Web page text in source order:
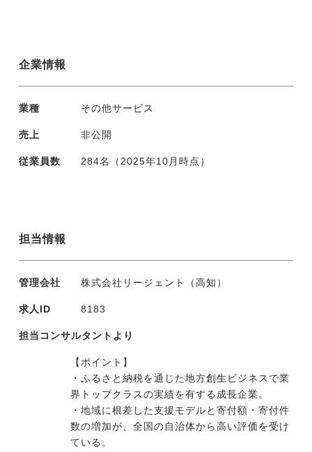
企業情報
業種 その他サービス
売上 非公開
従業員数 284名（2025年10月時点）
担当情報
管理会社 株式会社リージェント（高知）
求人ID 8183
担当コンサルタントより
【ポイント】
・ふるさと納税を通じた地方創生ビジネスで業
界トップクラスの実績を有する成長企業。
・地域に根差した支援モデルと寄付額・寄付件
数の増加が、全国の自治体から高い評価を受け
ている。